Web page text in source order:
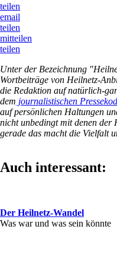
teilen
email
teilen
mitteilen
teilen
Unter der Bezeichnung
Wortbeiträge von Heilnetz-
die Redaktion auf natürlich-
dem journalistischen
auf persönlichen Haltungen
nicht unbedingt mit denen der
gerade das macht die Vielfalt
Auch interessant:
Der Heilnetz-Wandel
Was war und was sein könnte